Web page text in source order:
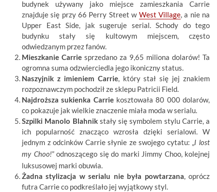
budynek używany jako miejsce zamieszkania Carrie
znajduje się przy 66 Perry Street w West Village, a nie na
Upper East Side, jak sugeruje serial. Schody do tego
budynku stały się kultowym miejscem, często
odwiedzanym przez fanów.
Mieszkanie Carrie sprzedano za 9,65 miliona dolarów! Ta
ogromna suma odzwierciedla jego ikoniczny status.
Naszyjnik z imieniem Carrie, który stał się jej znakiem
rozpoznawczym pochodził ze sklepu Patricii Field.
Najdroższa sukienka Carriekosztowała 80 000 dolarów,
co pokazuje jak wielkie znaczenie miała moda w serialu.
Szpilki Manolo Blahnikstały się symbolem stylu Carrie, a
ich popularność znacząco wzrosła dzięki serialowi. W
jednym z odcinków Carrie słynie ze swojego cytatu: „I lost
my Choo!” odnoszącego się do marki Jimmy Choo, kolejnej
luksusowej marki obuwia.
Żadna stylizacja w serialu nie była powtarzana, oprócz
futra Carrie co podkreślało jej wyjątkowy styl.